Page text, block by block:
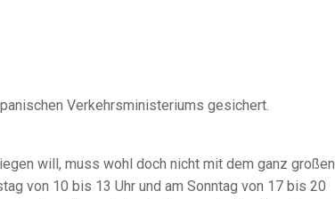
Verkehrsministeriums gesichert.
will, muss wohl doch nicht mit dem ganz großen
von 10 bis 13 Uhr und am Sonntag von 17 bis 20